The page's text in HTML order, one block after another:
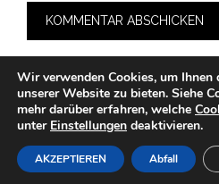
© 2026 cah-fans.de -
Cookies
-
Wir verwenden Cookies, um Ihnen
unserer Website zu bieten. Siehe
mehr darüber erfahren, welche
unter Einstellungen deaktivieren.
AKZEPTIEREN Abfall